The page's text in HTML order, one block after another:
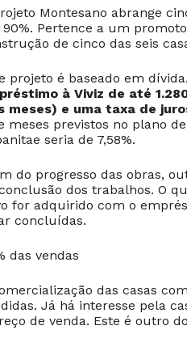
Montesano abrange
Pertence a um
de cinco das seis
projeto é baseado em dívida.
à Viviz de até
meses) e uma taxa de
meses previstos no plano
seria de 7,58%.
do progresso das obras,
dos trabalhos. O
for adquirido com o
concluídas.
das vendas
das casas
Já há interesse pela
de venda. Este é outro